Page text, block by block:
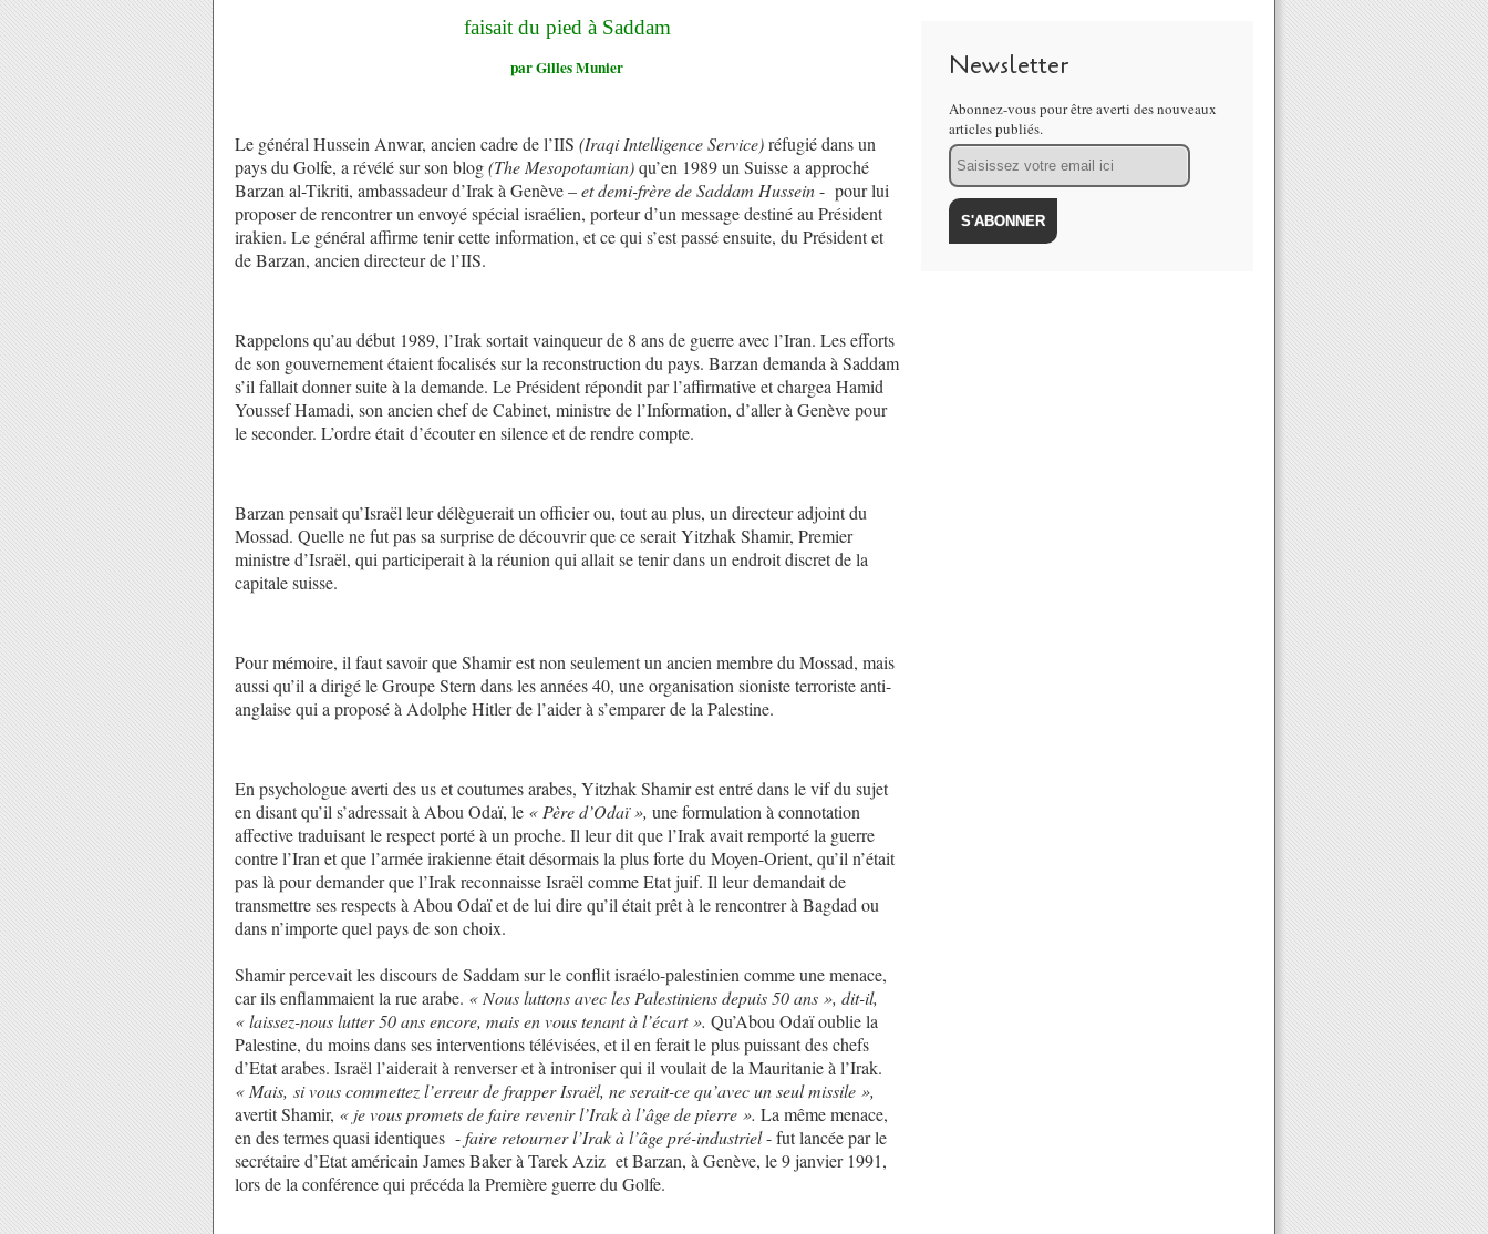
faisait du pied à Saddam
par Gilles Munier
Le général Hussein Anwar, ancien cadre de l’IIS (Iraqi Intelligence Service)réfugié dans un
pays du Golfe, a révélé sur son blog(The Mesopotamian)qu’en 1989 un Suisse a approché
Barzan al-Tikriti, ambassadeur d’Irak à Genève –et demi-frère de Saddam Hussein- pour lui
proposer de rencontrer un envoyé spécial israélien, porteur d’un message destiné au Président
irakien. Le général affirme tenir cette information, et ce qui s’est passé ensuite, du Président et
de Barzan, ancien directeur de l’IIS.
Rappelons qu’au début 1989, l’Irak sortait vainqueur de 8 ans de guerre avec l’Iran. Les efforts
de son gouvernement étaient focalisés sur la reconstruction du pays. Barzan demanda à Saddam
s’il fallait donner suite à la demande. Le Président répondit par l’affirmative et chargea Hamid
Youssef Hamadi, son ancien chef de Cabinet, ministre de l’Information, d’aller à Genève pour
le seconder. L’ordre était d’écouter en silence et de rendre compte.
Barzan pensait qu’Israël leur délèguerait un officier ou, tout au plus, un directeur adjoint du
Mossad. Quelle ne fut pas sa surprise de découvrir que ce serait Yitzhak Shamir, Premier
ministre d’Israël, qui participerait à la réunion qui allait se tenir dans un endroit discret de la
capitale suisse.
Pour mémoire, il faut savoir que Shamir est non seulement un ancien membre du Mossad, mais
aussi qu’il a dirigé le Groupe Stern dans les années 40, une organisation sioniste terroriste anti-
anglaise qui a proposé à Adolphe Hitler de l’aider à s’emparer de la Palestine.
En psychologue averti des us et coutumes arabes, Yitzhak Shamir est entré dans le vif du sujet
en disant qu’il s’adressait à Abou Odaï, le « Père d’Odaï », une formulation à connotation
affective traduisant le respect porté à un proche. Il leur dit que l’Irak avait remporté la guerre
contre l’Iran et que l’armée irakienne était désormais la plus forte du Moyen-Orient, qu’il n’était
pas là pour demander que l’Irak reconnaisse Israël comme Etat juif. Il leur demandait de
transmettre ses respects à Abou Odaï et de lui dire qu’il était prêt à le rencontrer à Bagdad ou
dans n’importe quel pays de son choix.
Shamir percevait les discours de Saddam sur le conflit israélo-palestinien comme une menace,
car ils enflammaient la rue arabe. « Nous luttons avec les Palestiniens depuis 50 ans », dit-il,
« laissez-nous lutter 50 ans encore, mais en vous tenant à l’écart ». Qu’Abou Odaï oublie la
Palestine, du moins dans ses interventions télévisées, et il en ferait le plus puissant des chefs
d’Etat arabes. Israël l’aiderait à renverser et à introniser qui il voulait de la Mauritanie à l’Irak.
« Mais, si vous commettez l’erreur de frapper Israël, ne serait-ce qu’avec un seul missile »,
avertit Shamir, « je vous promets de faire revenir l’Irak à l’âge de pierre ». La même menace,
en des termes quasi identiques -faire retourner l’Irak à l’âge pré-industriel- fut lancée par le
secrétaire d’Etat américain James Baker à Tarek Aziz et Barzan, à Genève, le 9 janvier 1991,
lors de la conférence qui précéda la Première guerre du Golfe.
Newsletter
Abonnez-vous pour être averti des nouveaux
articles publiés.
Email